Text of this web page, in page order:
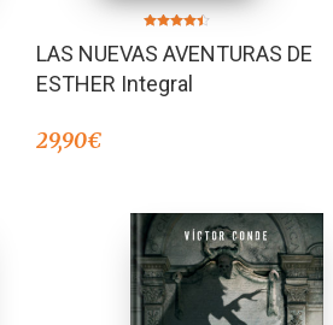
4.33
de 5
LAS NUEVAS AVENTURAS DE
ESTHER Integral
29,90€